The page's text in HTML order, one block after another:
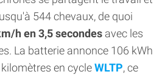
544 chevaux, de quoi
h en 3,5 secondes avec les
La batterie annonce 106 kWh
en cycleWLTP, ce